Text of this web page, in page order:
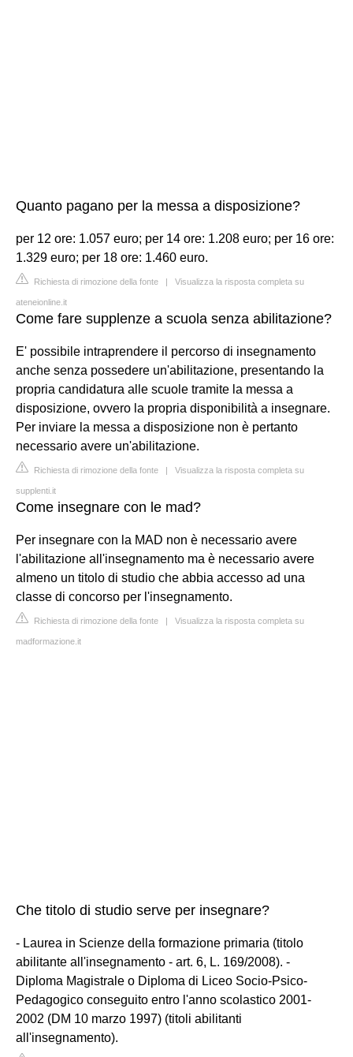
Quanto pagano per la messa a disposizione?
per 12 ore: 1.057 euro; per 14 ore: 1.208 euro; per 16 ore:
1.329 euro; per 18 ore: 1.460 euro.
Richiesta di rimozione della fonte | Visualizza la risposta completa su
ateneionline.it
Come fare supplenze a scuola senza abilitazione?
E' possibile intraprendere il percorso di insegnamento
anche senza possedere un'abilitazione, presentando la
propria candidatura alle scuole tramite la messa a
disposizione, ovvero la propria disponibilità a insegnare.
Per inviare la messa a disposizione non è pertanto
necessario avere un'abilitazione.
Richiesta di rimozione della fonte | Visualizza la risposta completa su
supplenti.it
Come insegnare con le mad?
Per insegnare con la MAD non è necessario avere
l'abilitazione all'insegnamento ma è necessario avere
almeno un titolo di studio che abbia accesso ad una
classe di concorso per l'insegnamento.
Richiesta di rimozione della fonte | Visualizza la risposta completa su
madformazione.it
Che titolo di studio serve per insegnare?
- Laurea in Scienze della formazione primaria (titolo
abilitante all'insegnamento - art. 6, L. 169/2008). -
Diploma Magistrale o Diploma di Liceo Socio-Psico-
Pedagogico conseguito entro l'anno scolastico 2001-
2002 (DM 10 marzo 1997) (titoli abilitanti
all'insegnamento).